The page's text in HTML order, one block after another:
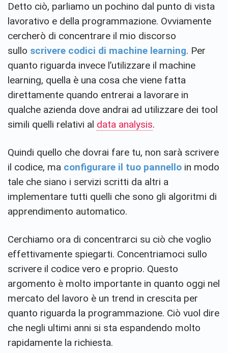
Detto ciò, parliamo un pochino dal punto di vista
lavorativo e della programmazione. Ovviamente
cercherò di concentrare il mio discorso
sullo scrivere codici di machine learning. Per
quanto riguarda invece l’utilizzare il machine
learning, quella è una cosa che viene fatta
direttamente quando entrerai a lavorare in
qualche azienda dove andrai ad utilizzare dei tool
simili quelli relativi al data analysis.
Quindi quello che dovrai fare tu, non sarà scrivere
il codice, ma configurare il tuo pannello in modo
tale che siano i servizi scritti da altri a
implementare tutti quelli che sono gli algoritmi di
apprendimento automatico.
Cerchiamo ora di concentrarci su ciò che voglio
effettivamente spiegarti. Concentriamoci sullo
scrivere il codice vero e proprio. Questo
argomento è molto importante in quanto oggi nel
mercato del lavoro è un trend in crescita per
quanto riguarda la programmazione. Ciò vuol dire
che negli ultimi anni si sta espandendo molto
rapidamente la richiesta.